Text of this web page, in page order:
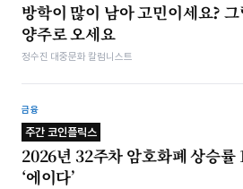
방학이 많이 남아 고민이세요?
양주로 오세요
정수진 대중문화 칼럼니스트
금융
주간 코인플릭스
2026년 32주차 암호화폐 상승률
‘에이다’